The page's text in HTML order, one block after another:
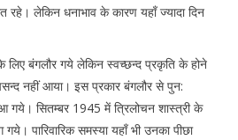
रहे। लेकिन धनाभाव के कारण यहाँ ज्यादा दिन
लिए बंगलौर गये लेकिन स्वच्छन्द प्रकृति के होने
नहीं आया। इस प्रकार बंगलौर से पुन:
सितम्बर 1945 में त्रिलोचन शास्त्री के
पारिवारिक समस्या यहाँ भी उनका पीछा